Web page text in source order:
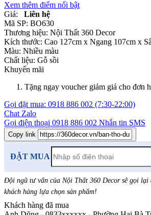
Xem thêm điểm nổi bật
Giá:
Liên hệ
Mã SP: BO630
Thương hiệu: Nội Thất 360 Decor
Kích thước: Cao 127cm x Ngang 107cm x
Màu: Nhiều màu
Chất liệu: Gỗ sồi
Khuyến mãi
Tặng ngay voucher giảm giá cho đơn
Gọi đặt mua: 0918 886 002 (7:30-22:00)
Chat Zalo
Gọi điện thoại 0918 886 002 Nhắn tin SMS
Copy link
ĐẶT MUA
Đội ngũ tư vấn của Nội Thất 360 Decor sẽ gọi
khách hàng lựa chọn sản phẩm!
Khách hàng đã mua